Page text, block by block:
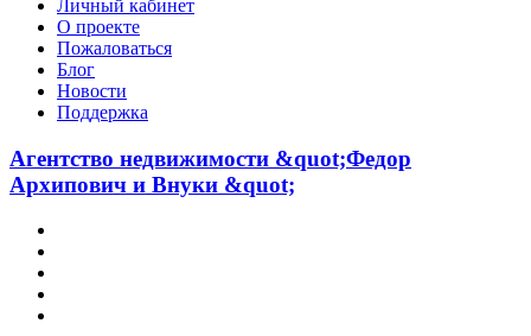
Личный кабинет
О проекте
Пожаловаться
Блог
Новости
Поддержка
Агентство недвижимости &quot;Федор
Архипович и Внуки &quot;